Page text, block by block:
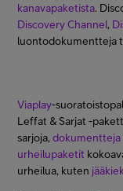
kanavapaketista.
Discovery Channel,
luontodokumentteja
Viaplay-
Leffat & Sarjat -
sarjoja,dokumentteja
urheilupaketit
urheilua, kuten